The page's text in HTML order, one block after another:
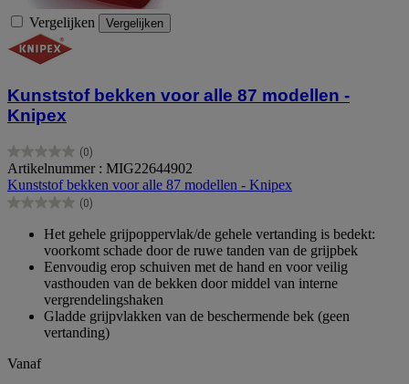
Vergelijken Vergelijken
Kunststof bekken voor alle 87 modellen -
Knipex
(0)
0.0
van
de
5
Artikelnummer : MIG22644902
Kunststof bekken voor alle 87 modellen - Knipex
(0)
0.0
sterren.
Het gehele grijpoppervlak/de gehele vertanding is bedekt:
voorkomt schade door de ruwe tanden van de grijpbek
Eenvoudig erop schuiven met de hand en voor veilig
vasthouden van de bekken door middel van interne
vergrendelingshaken
Gladde grijpvlakken van de beschermende bek (geen
vertanding)
Vanaf